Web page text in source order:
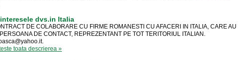
dvs.in Italia
DE COLABORARE CU FIRME ROMANESTI CU AFACERI IN ITALIA, CARE AU
DE CONTACT, REPREZENTANT PE TOT TERITORIUL ITALIAN.
.
toata descrierea »